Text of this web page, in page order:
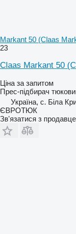
Markant 50 (Claas
23
Claas Markant 50
Ціна за запитом
Прес-підбирач
Україна, с. Біла
ЄВРОТЮК
Зв'язатися з